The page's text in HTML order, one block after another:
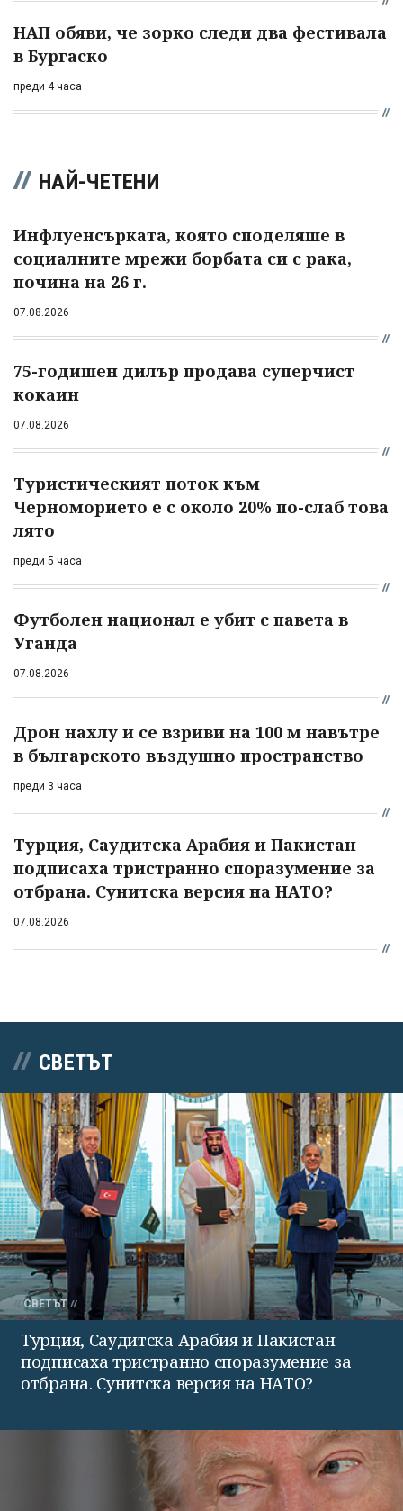
НАП обяви, че зорко следи два фестивала
в Бургаско
преди 4 часа
НАЙ-ЧЕТЕНИ
Инфлуенсърката, която споделяше в
социалните мрежи борбата си с рака,
почина на 26 г.
07.08.2026
75-годишен дилър продава суперчист
кокаин
07.08.2026
Туристическият поток към
Черноморието е с около 20% по-слаб това
лято
преди 5 часа
Футболен национал е убит с павета в
Уганда
07.08.2026
Дрон нахлу и се взриви на 100 м навътре
в българското въздушно пространство
преди 3 часа
Турция, Саудитска Арабия и Пакистан
подписаха тристранно споразумение за
отбрана. Сунитска версия на НАТО?
07.08.2026
СВЕТЪТ
СВЕТЪТ
Турция, Саудитска Арабия и Пакистан
подписаха тристранно споразумение за
отбрана. Сунитска версия на НАТО?